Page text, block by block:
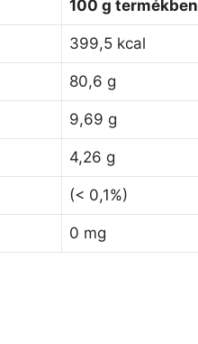
100 g termékben
399,5 kcal
80,6 g
9,69 g
4,26 g
(< 0,1%)
0 mg